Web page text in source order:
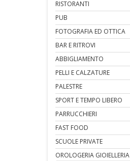
RISTORANTI
PUB
FOTOGRAFIA ED OTTICA
BAR E RITROVI
ABBIGLIAMENTO
PELLI E CALZATURE
PALESTRE
SPORT E TEMPO LIBERO
PARRUCCHIERI
FAST FOOD
SCUOLE PRIVATE
OROLOGERIA GIOIELLERIA